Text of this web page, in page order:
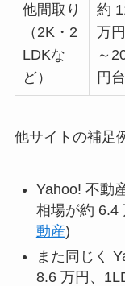
他間取り
（2K・2
LDKな
ど）
約
万
～
円台
他サイトの補足
Yahoo! 不動
相場が約 6.4
動産)
また同じく
8.6 万円、